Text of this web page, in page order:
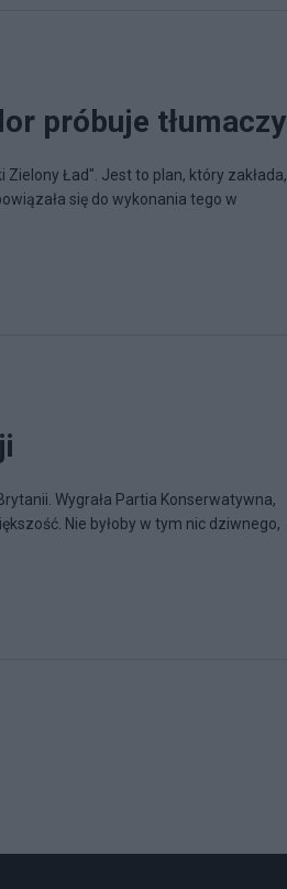
próbuje
Ład". Jest to plan, który
się do wykonania tego w
Wygrała Partia Konserwatywna,
Nie byłoby w tym nic dziwnego,